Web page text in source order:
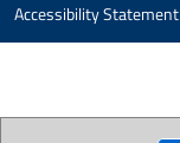
Accessibility Statement